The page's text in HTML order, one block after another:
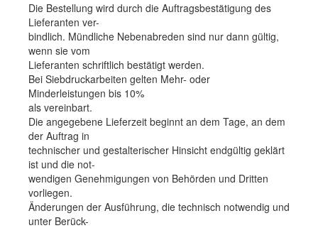
Die Bestellung wird durch die Auftragsbestätigung des
Lieferanten ver-
bindlich. Mündliche Nebenabreden sind nur dann gültig,
wenn sie vom
Lieferanten schriftlich bestätigt werden.
Bei Siebdruckarbeiten gelten Mehr- oder
Minderleistungen bis 10%
als vereinbart.
Die angegebene Lieferzeit beginnt an dem Tage, an dem
der Auftrag in
technischer und gestalterischer Hinsicht endgültig geklärt
ist und die not-
wendigen Genehmigungen von Behörden und Dritten
vorliegen.
Änderungen der Ausführung, die technisch notwendig und
unter Berück-